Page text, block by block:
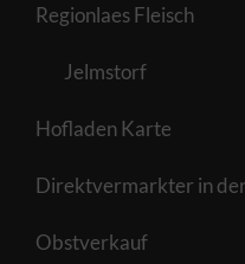
Regionlaes Fleisch
Jelmstorf
Hofladen Karte
Direktvermarkter in
Obstverkauf